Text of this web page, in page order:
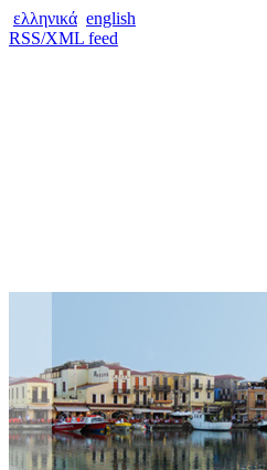
ελληνικά english
RSS/XML feed